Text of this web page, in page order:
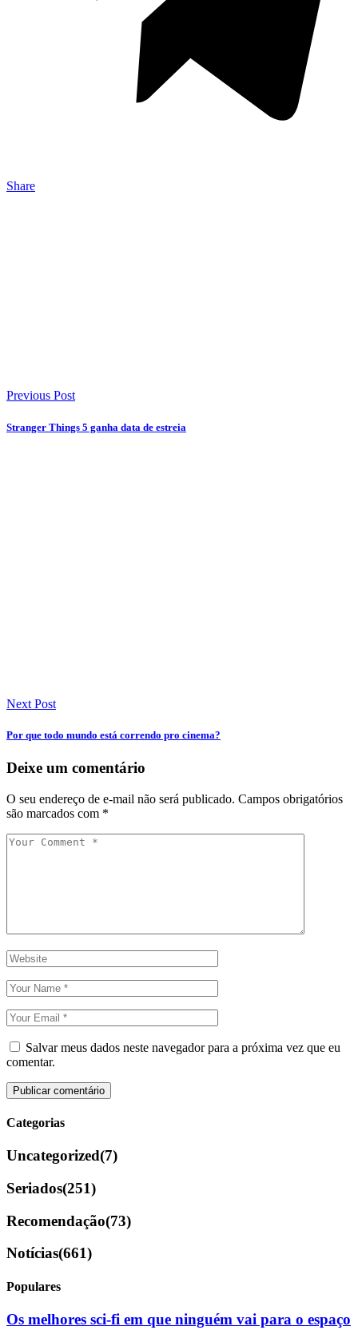
Share
Previous Post
Stranger Things 5 ganha data de estreia
Next Post
Por que todo mundo está correndo pro cinema?
Deixe um comentário
O seu endereço de e-mail não será publicado. Campos obrigatórios
são marcados com *
Salvar meus dados neste navegador para a próxima vez que eu
comentar.
Categorias
Uncategorized(7)
Seriados(251)
Recomendação(73)
Notícias(661)
Populares
Os melhores sci-fi em que ninguém vai para o espaço